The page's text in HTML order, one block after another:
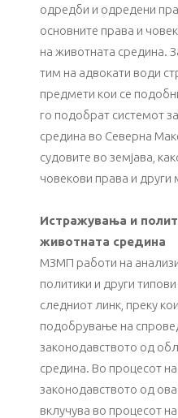
одредби и одредени
основните права и
на животната средина.
тим на адвокати води
предмети кои се
го подобрат системот
средина во Северна
судовите во земјава,
човекови права и
Истражувања и
животната средина
МЗМП работи на
политики и други
следниот линк, преку
подобрување на
законодавството од
средина. Во процесот
законодавството од
вклучува во процесот